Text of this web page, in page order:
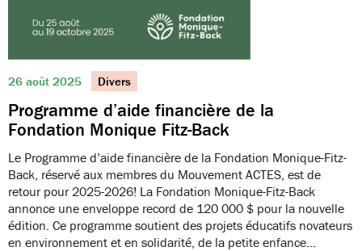
26 août 2025 Divers
Programme d’aide financière de la
Fondation Monique Fitz-Back
Le Programme d’aide financière de la Fondation Monique-Fitz-
Back, réservé aux membres du Mouvement ACTES, est de
retour pour 2025-2026! La Fondation Monique-Fitz-Back
annonce une enveloppe record de 120 000 $ pour la nouvelle
édition. Ce programme soutient des projets éducatifs novateurs
en environnement et en solidarité, de la petite enfance…